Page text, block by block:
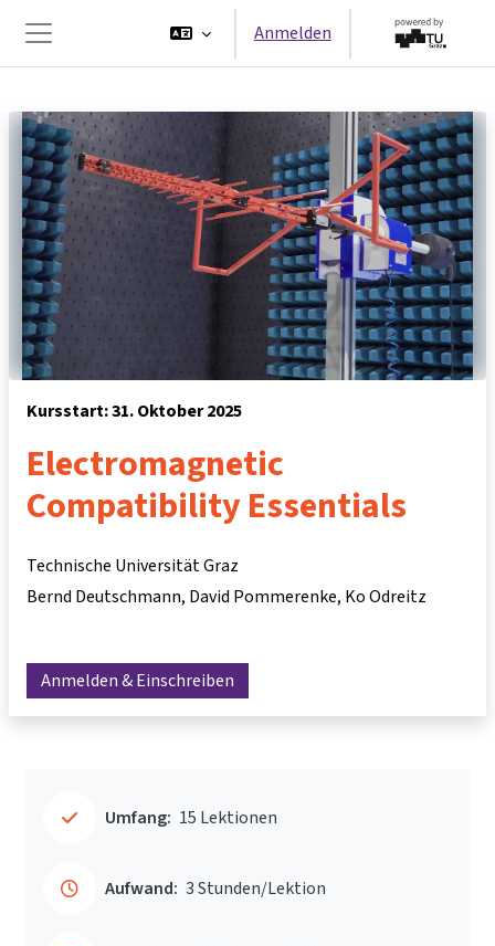
Website-Übersicht
Anmelden
Kursstart: 31. Oktober 2025
Electromagnetic
Compatibility Essentials
Technische Universität Graz
Bernd Deutschmann David Pommerenke Ko Odreitz
Anmelden & Einschreiben
Umfang: 15 Lektionen
Aufwand: 3 Stunden/Lektion